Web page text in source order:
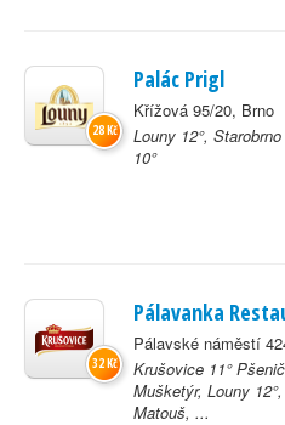
Palác Prigl
Křížová 95/20, Brno
Louny 12°,
10°
28 Kč
Pálavanka
Pálavské náměstí
Krušovice 11°
Mušketýr, Louny
Matouš, ...
32 Kč